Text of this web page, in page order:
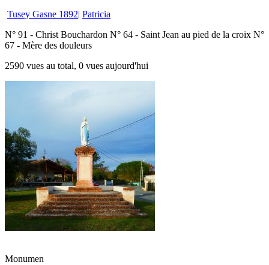
Tusey Gasne 1892 Patricia
N° 91 - Christ Bouchardon N° 64 - Saint Jean au pied de la croix N°
67 - Mère des douleurs
2590 vues au total, 0 vues aujourd'hui
Monumen